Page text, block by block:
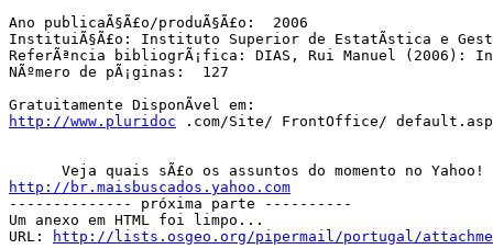
Ano publicaÃ§Ã£o/produÃ§Ã£o:  2006
InstituiÃ§Ã£o: Instituto Superior de EstatÃ­stica e
ReferÃªncia bibliogrÃ¡fica: DIAS, Rui Manuel (2006):
NÃºmero de pÃ¡ginas:  127
http://www.pluridoc .com/Site/ FrontOffice/
http://br.maisbuscados.yahoo.com
-------------- próxima parte ----------
Um anexo em HTML foi limpo...
URL:
http://lists.osgeo.org/pipermail/portugal/